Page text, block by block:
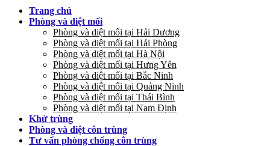
Trang chủ
Phòng và diệt mối
Phòng và diệt mối tại Hải Dương
Phòng và diệt mối tại Hải Phòng
Phòng và diệt mối tại Hà Nội
Phòng và diệt mối tại Hưng Yên
Phòng và diệt mối tại Bắc Ninh
Phòng và diệt mối tại Quảng Ninh
Phòng và diệt mối tại Thái Bình
Phòng và diệt mối tại Nam Định
Khử trùng
Phòng và diệt côn trùng
Tư vấn phòng chống côn trùng